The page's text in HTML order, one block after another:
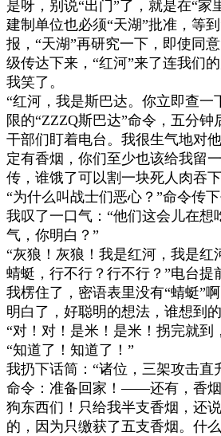
是呀，别说“出门”了，就是在“家
建制单位也必须“天湖”批准，等到
报， “天湖”再研究一下，即使同意
级传达下来， “红河”来了连我们的
我笑了。
“红河，我是斯巴达。你立即查一
限的“ZZZQ斯巴达”命令，五分钟
干部们盯着电台。我很生气地对他
定有香烟，你们至少也该给我留
传，谁饿了可以割一块死人肉吞下
“为什么叫战士们恶心？ ”命令传
我叹了一口气： “他们这会儿在想
气，你明白？ ”
“灰狼！灰狼！我是红河，我是红
蜻蜓，行不行？行不行？ ”电台提
我楞住了，密语表里没有“蜻蜓”
明白了，好聪明的想法，谁想到的
“对！对！是米！是米！拐完就到
“知道了！知道了！ ”
我扔下话筒： “诸位，三架攻击直
命令：准备回家！——还有，香烟
狗东西们！只给我半支香烟，还
的，因为只缴获了五支香烟。什